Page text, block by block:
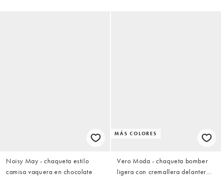
Noisy May - chaqueta estilo
camisa vaquera en chocolate
MÁS COLORES
Vero Moda - chaqueta bomber
ligera con cremallera delantera